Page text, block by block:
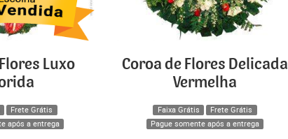
Luxo
Frete Grátis
após a entrega
Coroa de Flores Delicada
Vermelha
Faixa Grátis
Frete Grátis
Pague somente após a entrega